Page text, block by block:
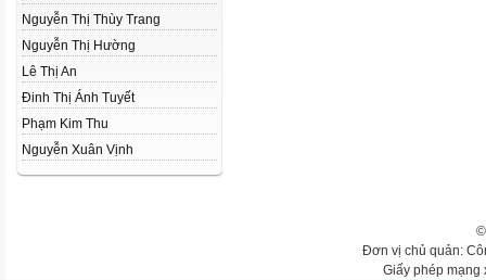
Nguyễn Thị Thùy Trang
Nguyễn Thị Hường
Lê Thị An
Đinh Thị Ánh Tuyết
Phạm Kim Thu
Nguyễn Xuân Vịnh
Đơn vị chủ quản:
Giấy phép mạng